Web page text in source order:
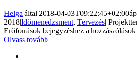
Helga által|2018-04-03T09:22:45+02:00
2018|Időmenedzsment, Tervezés|
Erőforrások bejegyzéshez a
Olvass tovább